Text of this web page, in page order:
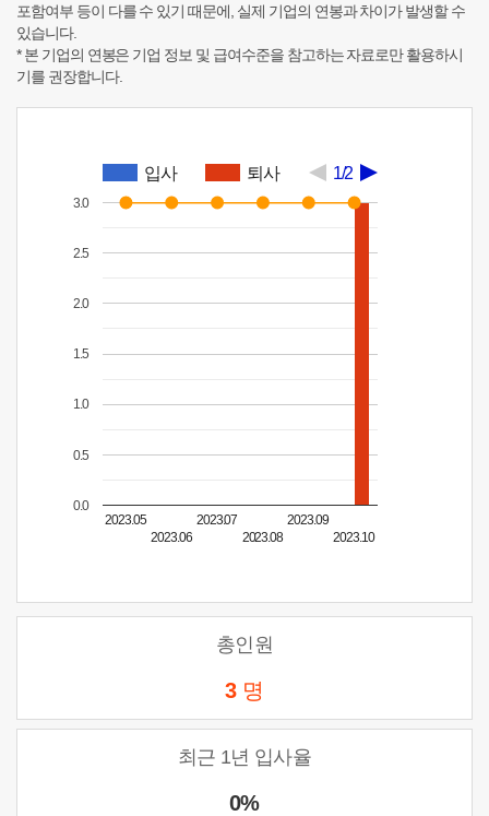
포함여부 등이 다를 수 있기 때문에, 실제 기업의 연봉과 차이가 발생할 수
있습니다.
* 본 기업의 연봉은 기업 정보 및 급여수준을 참고하는 자료로만 활용하시
기를 권장합니다.
입사 퇴사 1/2
2023.05
2023.06
2023.07
2023.08
2023.09
2023.10
0.0
0.5
1.0
1.5
2.0
2.5
3.0
총인원
3 명
최근 1년 입사율
0%